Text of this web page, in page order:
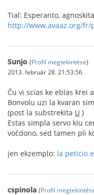
Tial: Esperanto,
http://www.avaaz.org/fr/
Sunjo (Profil megtekintése)
2013. február 28. 21:53:56
Ĉu vi scias ke eblas krei
Bonvolu uzi la kvaran
(post la substrekita U )
Estas simpla servo kiu
voĉdono, sed tamen pli
jen ekzemplo: la peticio
cspinola (Profil